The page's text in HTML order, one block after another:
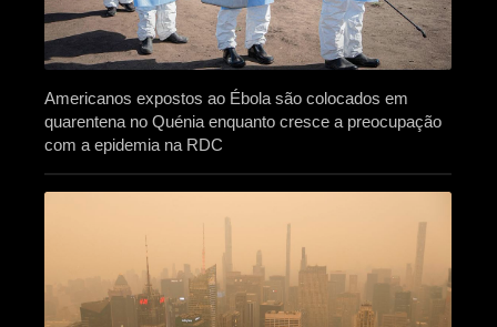
Americanos expostos ao Ébola são colocados em
quarentena no Quénia enquanto cresce a preocupação
com a epidemia na RDC